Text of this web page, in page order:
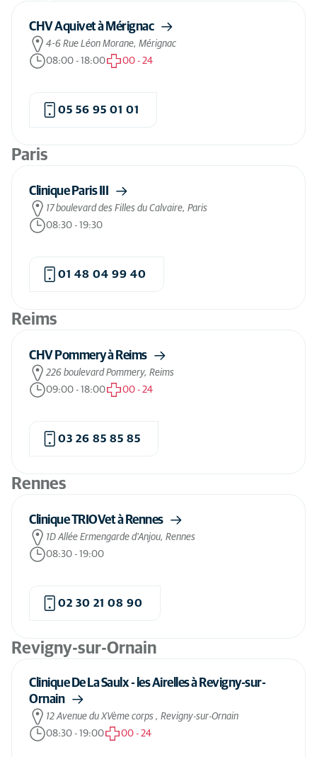
CHV Aquivet à Mérignac
4-6 Rue Léon Morane, Mérignac
08:00 - 18:00 00 - 24
05 56 95 01 01
Paris
Clinique Paris III
17 boulevard des Filles du Calvaire, Paris
08:30 - 19:30
01 48 04 99 40
Reims
CHV Pommery à Reims
226 boulevard Pommery, Reims
09:00 - 18:00 00 - 24
03 26 85 85 85
Rennes
Clinique TRIOVet à Rennes
1D Allée Ermengarde d'Anjou, Rennes
08:30 - 19:00
02 30 21 08 90
Revigny-sur-Ornain
Clinique De La Saulx - les Airelles à Revigny-sur-
Ornain
12 Avenue du XVème corps , Revigny-sur-Ornain
08:30 - 19:00 00 - 24